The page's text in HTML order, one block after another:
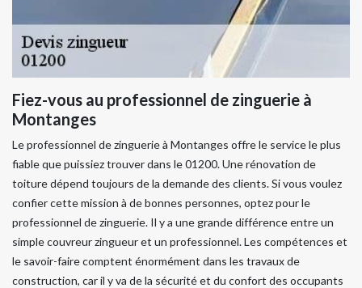
Fiez-vous au professionnel de zinguerie à
Montanges
Le professionnel de zinguerie à Montanges offre le service le plus
fiable que puissiez trouver dans le 01200. Une rénovation de
toiture dépend toujours de la demande des clients. Si vous voulez
confier cette mission à de bonnes personnes, optez pour le
professionnel de zinguerie. Il y a une grande différence entre un
simple couvreur zingueur et un professionnel. Les compétences et
le savoir-faire comptent énormément dans les travaux de
construction, car il y va de la sécurité et du confort des occupants